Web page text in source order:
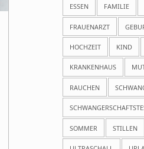
ESSEN FAMILIE
FRAUENARZT
HOCHZEIT KIND
KRANKENHAUS
RAUCHEN
SOMMER STILLEN